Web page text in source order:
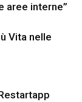
aree interne”
Vita nelle